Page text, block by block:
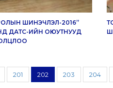
ШИНЭЧЛЭЛ-2016”
ДАТС-ИЙН ОЮУТНУУД
201 202 203 204